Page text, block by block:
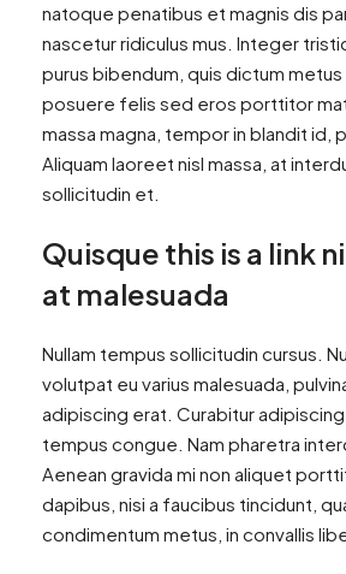
natoque penatibus et magnis dis
nascetur ridiculus mus. Integer
purus bibendum, quis dictum metus
posuere felis sed eros porttitor
massa magna, tempor in blandit id,
Aliquam laoreet nisl massa, at
sollicitudin et.
Quisque this is a link
at malesuada
Nullam tempus sollicitudin cursus.
volutpat eu varius malesuada,
adipiscing erat. Curabitur
tempus congue. Nam pharetra
Aenean gravida mi non aliquet
dapibus, nisi a faucibus tincidunt,
condimentum metus, in convallis